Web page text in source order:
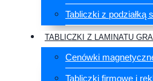
Tabliczki z podziałką
TABLICZKI Z LAMINATU
Cenówki
Tabliczki firmowe i